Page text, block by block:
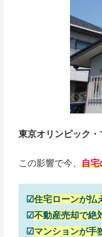
東京オリンピック
この影響で今、 自宅
☑住宅ローンが払
☑不動産売却で絶
☑マンションが手